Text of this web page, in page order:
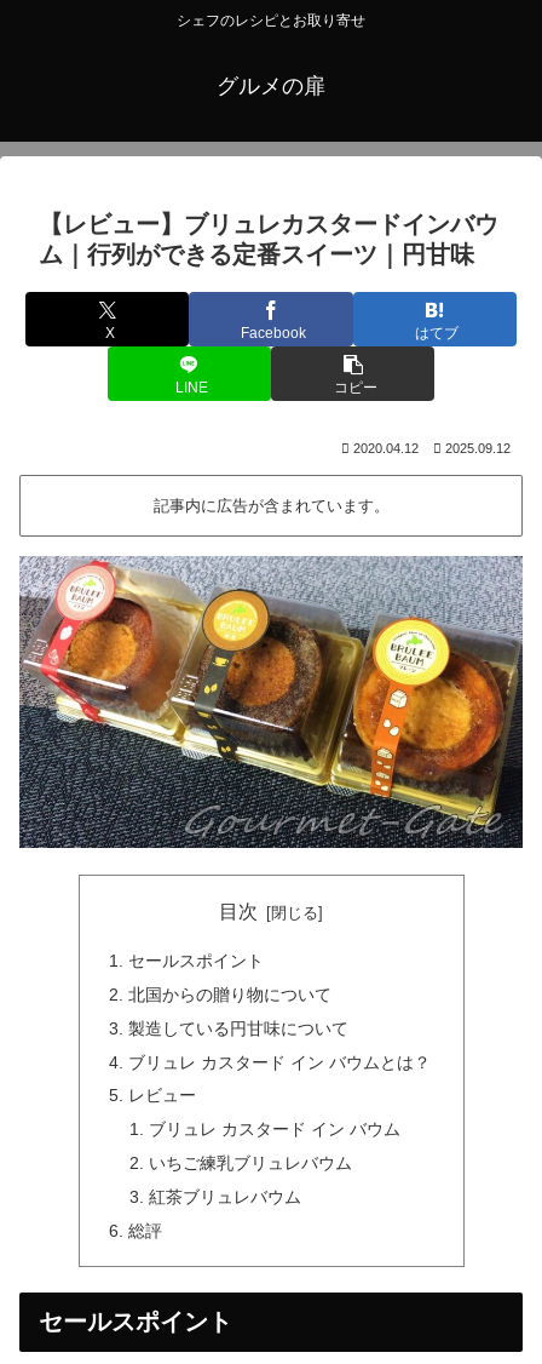
シェフのレシピとお取り寄せ
グルメの扉
【レビュー】ブリュレカスタードインバウ
ム｜行列ができる定番スイーツ｜円甘味
X Facebook はてブ
LINE コピー
2020.04.12 2025.09.12
記事内に広告が含まれています。
目次
セールスポイント
北国からの贈り物について
製造している円甘味について
ブリュレ カスタード イン バウムとは？
レビュー
ブリュレ カスタード イン バウム
いちご練乳ブリュレバウム
紅茶ブリュレバウム
総評
セールスポイント